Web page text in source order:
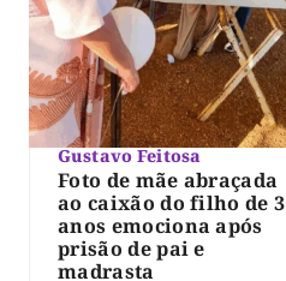
Gustavo Feitosa
Foto de mãe abraçada
ao caixão do filho de 3
anos emociona após
prisão de pai e
madrasta